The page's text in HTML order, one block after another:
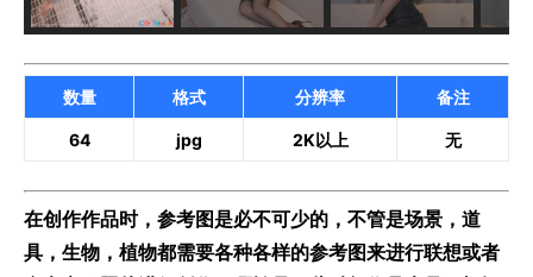
数量 格式 分辨率 备注
64 jpg 2K以上 无
在创作作品时，参考图是必不可少的，不管是场景，道
具，生物，植物都需要各种各样的参考图来进行联想或者